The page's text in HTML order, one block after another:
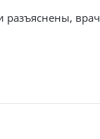
разъяснены, врач